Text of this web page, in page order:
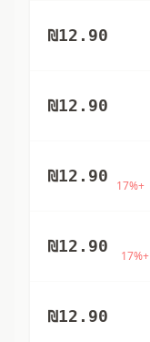
₪12.90
₪12.90
+
17%
₪12.90
+
17%
₪12.90
₪12.90